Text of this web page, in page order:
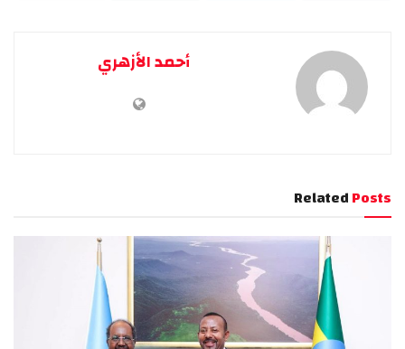
أحمد الأزهري
RelatedPosts